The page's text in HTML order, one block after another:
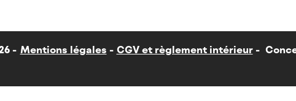
- Mentions légales CGV et règlement intérieur